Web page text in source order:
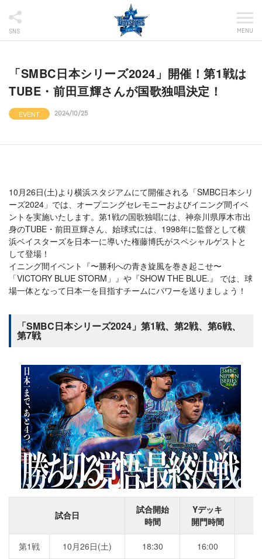
SNS MENU
「SMBC日本シリーズ2024」開催！第1戦は
TUBE・前田亘輝さんが国歌独唱決定！
EVENT 2024/10/25
10月26日(土)より横浜スタジアムにて開催される「SMBC日本シリ
ーズ2024」では、オープニングセレモニーおよびイニング間イベ
ントを実施いたします。第1戦の国歌独唱には、神奈川県厚木市出
身のTUBE・前田亘輝さん、始球式には、1998年に監督として横
浜ベイスターズを日本一に導いた権藤博氏がスペシャルゲストと
して登場！
イニング間イベント『〜勝利への青き旋風を巻き起こせ〜
「VICTORY BLUE STORM」』や『SHOW THE BLUE.』 では、球
場一体となって日本一を目指すチームにパワーを送りましょう！
「SMBC日本シリーズ2024」第1戦、第2戦、第6戦、
第7戦
試合日
試合開始
時間
Yデッキ
開門時間
第1戦 10月26日(土) 18:30 16:00